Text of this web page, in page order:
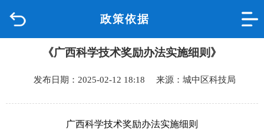
政策依据
新闻中心
《广西科学技术奖励办法实施细则》
发布日期：2025-02-12 18:18 来源：城中区科技局
广西科学技术奖励办法实施细则